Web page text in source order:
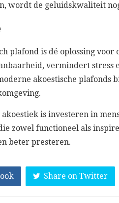
wordt de geluidskwaliteit
plafond is dé oplossing
vermindert stress
akoestische
is investeren in
zowel functioneel als
beter presteren.
Share on Twitter